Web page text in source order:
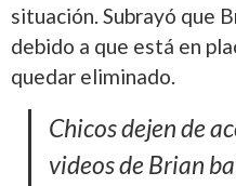
situación. Subrayó que
debido a que está en
quedar eliminado.
Chicos dejen de
videos de Brian